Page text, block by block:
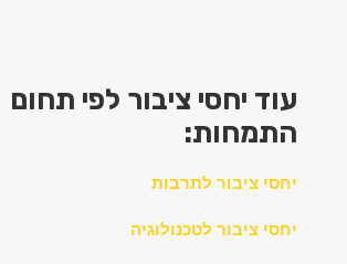
עוד יחסי ציבור לפי תחום
התמחות:
יחסי ציבור לתרבות
יחסי ציבור לטכנולוגיה